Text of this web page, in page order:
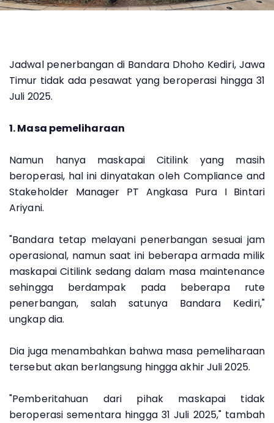
Jadwal penerbangan di Bandara Dhoho Kediri, Jawa
Timur tidak ada pesawat yang beroperasi hingga 31
Juli 2025.
1. Masa pemeliharaan
Namun hanya maskapai Citilink yang masih
beroperasi, hal ini dinyatakan oleh Compliance and
Stakeholder Manager PT Angkasa Pura I Bintari
Ariyani.
"Bandara tetap melayani penerbangan sesuai jam
operasional, namun saat ini beberapa armada milik
maskapai Citilink sedang dalam masa maintenance
sehingga berdampak pada beberapa rute
penerbangan, salah satunya Bandara Kediri,"
ungkap dia.
Dia juga menambahkan bahwa masa pemeliharaan
tersebut akan berlangsung hingga akhir Juli 2025.
"Pemberitahuan dari pihak maskapai tidak
beroperasi sementara hingga 31 Juli 2025," tambah